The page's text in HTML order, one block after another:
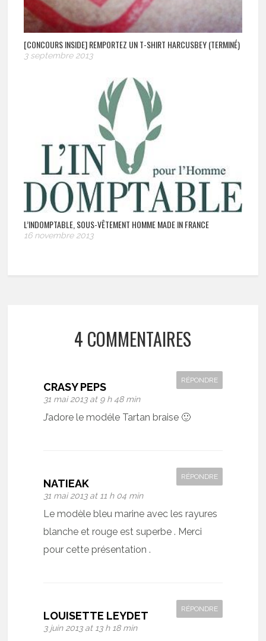
[CONCOURS INSIDE] REMPORTEZ UN T-SHIRT HARCUSBEY (TERMINÉ)
3 septembre 2013
L’INDOMPTABLE, SOUS-VÊTEMENT HOMME MADE IN FRANCE
16 novembre 2013
4 COMMENTAIRES
CRASY PEPS
31 mai 2013 at 9 h 48 min
RÉPONDRE
J’adore le modéle Tartan braise 🙂
NATIEAK
31 mai 2013 at 11 h 04 min
RÉPONDRE
Le modèle bleu marine avec les rayures
blanche et rouge est superbe . Merci
pour cette présentation .
LOUISETTE LEYDET
3 juin 2013 at 13 h 18 min
RÉPONDRE